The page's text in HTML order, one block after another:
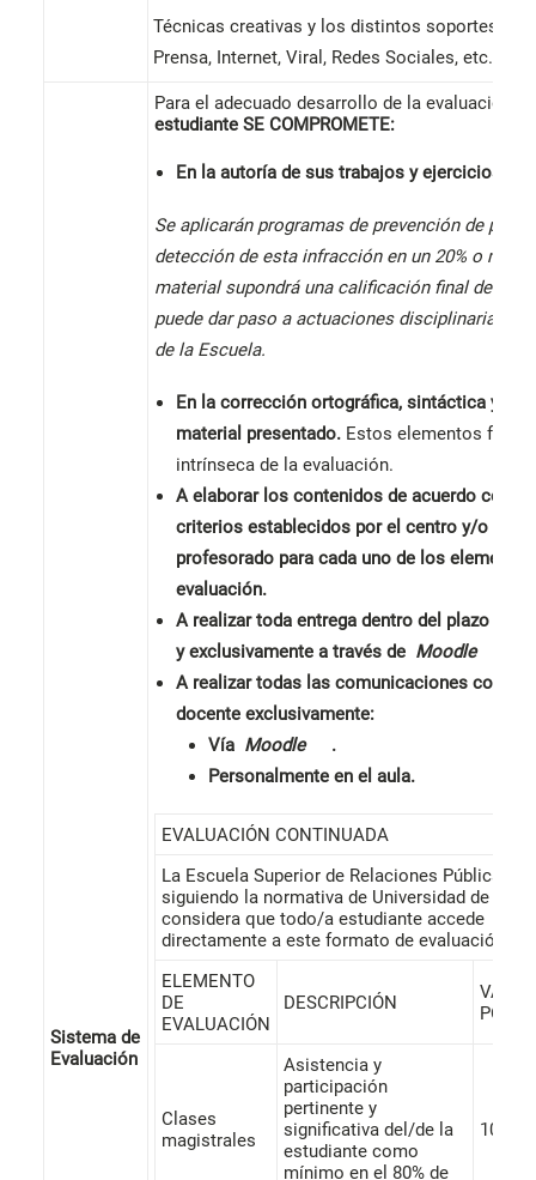
Técnicas creativas y los distintos soportes (TV,
Prensa, Internet, Viral, Redes Sociales, etc.).
Sistema de
Evaluación
Para el adecuado desarrollo de la evaluación,
estudiante SE COMPROMETE:
En la autoría de sus trabajos y ejercicios.
Se aplicarán programas de prevención de
detección de esta infracción en un 20% o más
material supondrá una calificación final de cero
puede dar paso a actuaciones disciplinarias
de la Escuela.
En la corrección ortográfica, sintáctica y
material presentado. Estos elementos
intrínseca de la evaluación.
A elaborar los contenidos de acuerdo con
criterios establecidos por el centro y/o el
profesorado para cada uno de los
evaluación.
A realizar toda entrega dentro del plazo
y exclusivamente a través de Moodle
A realizar todas las comunicaciones con el/
docente exclusivamente:
Vía Moodle
.
Personalmente en el aula.
EVALUACIÓN CONTINUADA
La Escuela Superior de Relaciones Públicas,
siguiendo la normativa de Universidad de
considera que todo/a estudiante accede
directamente a este formato de evaluación.
ELEMENTO
DE
EVALUACIÓN
DESCRIPCIÓN
VALOR
Clases
magistrales
Asistencia y
participación
pertinente y
significativa del/de la
estudiante como
mínimo en el 80% de
10%